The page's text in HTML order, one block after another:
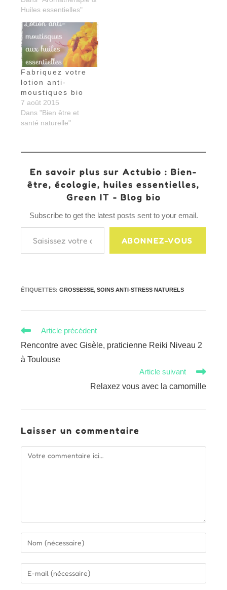
Huiles essentielles"
Fabriquez votre
lotion anti-
moustiques bio
7 août 2015
Dans "Bien être et
santé naturelle"
En savoir plus sur Actubio : Bien-
être, écologie, huiles essentielles,
Green IT - Blog bio
Subscribe to get the latest posts sent to your email.
Saisissez votre adresse e-mail…
ABONNEZ-VOUS
ÉTIQUETTES:GROSSESSE, SOINS ANTI-STRESS NATURELS
Read
articles
Article précédent
Rencontre avec Gisèle, praticienne Reiki Niveau 2
à Toulouse
Article suivant
Relaxez vous avec la camomille
Laisser un commentaire
Comment
Enter
your
name
Enter
your